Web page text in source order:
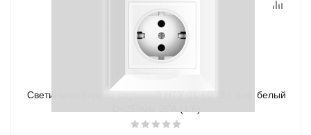
Светильник садово-парковый НТУ 01-60-251 шар белый